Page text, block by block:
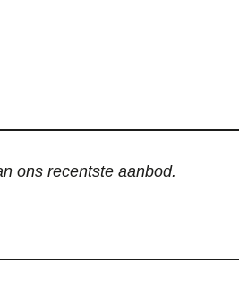
ons recentste aanbod.